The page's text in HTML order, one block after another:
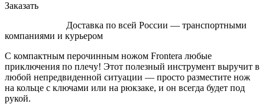
Заказать
Доставка по всей России — транспортными
компаниями и курьером
С компактным перочинным ножом Frontera любые
приключения по плечу! Этот полезный инструмент выручит в
любой непредвиденной ситуации — просто разместите нож
на кольце с ключами или на рюкзаке, и он всегда будет под
рукой.